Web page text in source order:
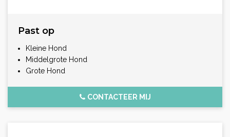
Past op
Kleine Hond
Middelgrote Hond
Grote Hond
CONTACTEER MIJ